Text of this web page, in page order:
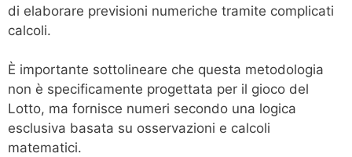
di elaborare previsioni numeriche tramite complicati
calcoli.
È importante sottolineare che questa metodologia
non è specificamente progettata per il gioco del
Lotto, ma fornisce numeri secondo una logica
esclusiva basata su osservazioni e calcoli
matematici.